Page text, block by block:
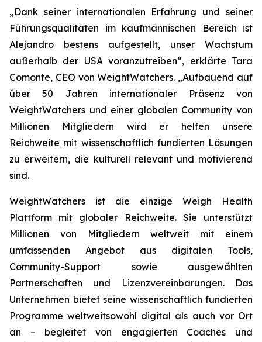
„Dank seiner internationalen Erfahrung und seiner
Führungsqualitäten im kaufmännischen Bereich ist
Alejandro bestens aufgestellt, unser Wachstum
außerhalb der USA voranzutreiben“, erklärte Tara
Comonte, CEO von WeightWatchers. „Aufbauend auf
über 50 Jahren internationaler Präsenz von
WeightWatchers und einer globalen Community von
Millionen Mitgliedern wird er helfen unsere
Reichweite mit wissenschaftlich fundierten Lösungen
zu erweitern, die kulturell relevant und motivierend
sind.
WeightWatchers ist die einzige Weigh Health
Plattform mit globaler Reichweite. Sie unterstützt
Millionen von Mitgliedern weltweit mit einem
umfassenden Angebot aus digitalen Tools,
Community-Support sowie ausgewählten
Partnerschaften und Lizenzvereinbarungen. Das
Unternehmen bietet seine wissenschaftlich fundierten
Programme weltweitsowohl digital als auch vor Ort
an – begleitet von engagierten Coaches und